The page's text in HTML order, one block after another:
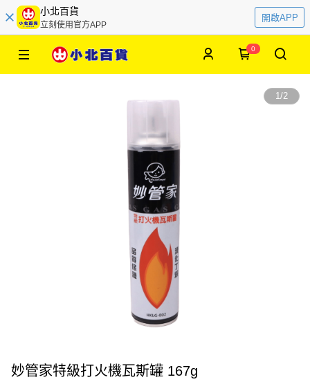
小北百貨
立刻使用官方APP
開啟APP
0
1/2
妙管家特級打火機瓦斯罐 167g